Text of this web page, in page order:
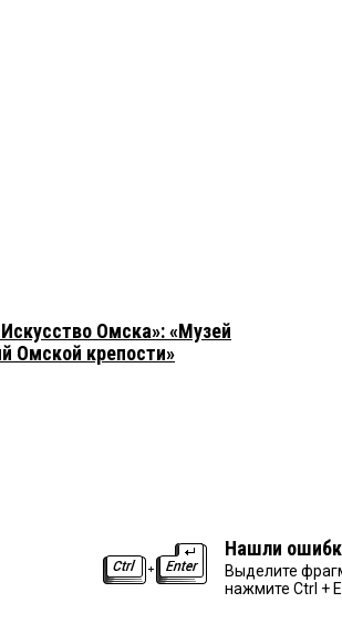
Омска»: «Музей
Омской крепости»
Нашли
Выделите
нажмите Ctrl +